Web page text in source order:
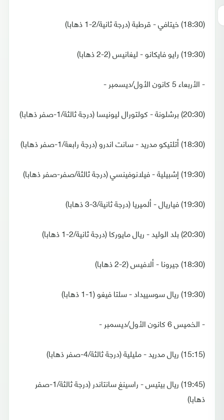
(18:30) خيتافي - قرطبة (درجة ثانية/2-1 ذهابا)
(19:30) رايو فايكانو - ليغانيس (2-2 ذهابا)
- الأربعاء 5 كانون الأول/ديسمبر -
(20:30) برشلونة - كولتورال ليونيسا (درجة ثالثة/1-صفر ذهابا)
(18:30) أتلتيكو مدريد - سانت اندرو (درجة رابعة/1-صفر ذهابا)
(19:30) إشبيلية - فيلانوفينسي (درجة ثالثة/صفر-صفر ذهابا)
(19:30) فياريال - ألميريا (درجة ثانية/3-3 ذهابا)
(20:30) بلد الوليد - ريال مايوركا (درجة ثانية/2-1 ذهابا)
(18:30) جيرونا - ألافيس (2-2 ذهابا)
(19:30) ريال سوسييداد - سلتا فيغو (1-1 ذهابا)
- الخميس 6 كانون الأول/ديسمبر -
(15:15) ريال مدريد - مليلية (درجة ثالثة/4-صفر ذهابا)
(19:45) ريال بيتيس - راسينغ سانتاندر (درجة ثالثة/1-صفر
ذهابا)